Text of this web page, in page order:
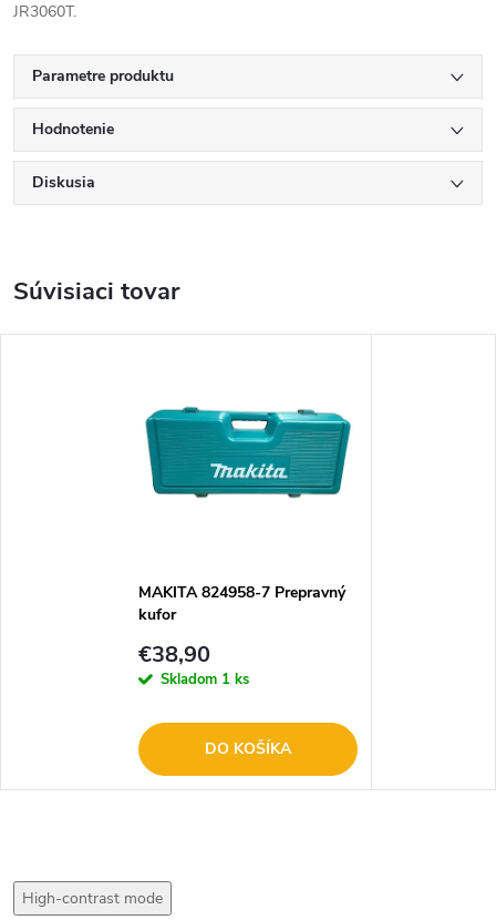
JR3060T.
Parametre produktu
Hodnotenie
Diskusia
Súvisiaci tovar
MAKITA 824958-7 Prepravný
kufor
€38,90
Skladom 1 ks
DO KOŠÍKA
High-contrast mode